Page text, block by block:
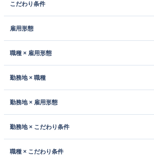
こだわり条件
雇用形態
職種 × 雇用形態
勤務地 × 職種
勤務地 × 雇用形態
勤務地 × こだわり条件
職種 × こだわり条件